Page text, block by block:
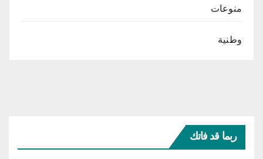
منوعات
وطنية
ربما قد فاتك